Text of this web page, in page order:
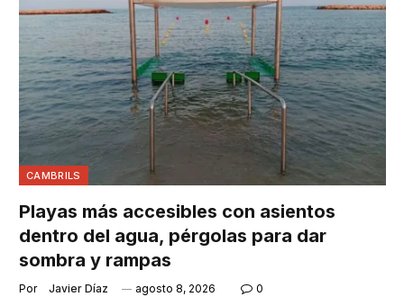
CAMBRILS
Playas más accesibles con asientos
dentro del agua, pérgolas para dar
sombra y rampas
Por Javier Díaz agosto 8, 2026 0